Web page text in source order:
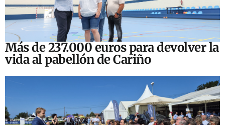
Más de 237.000 euros para devolver la
vida al pabellón de Cariño